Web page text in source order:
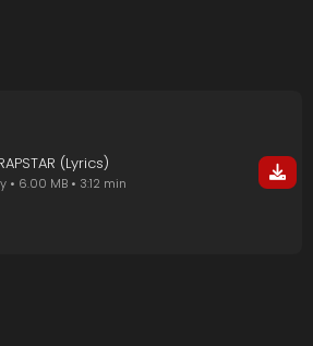
(Lyrics)
• 6.00 MB • 3:12 min